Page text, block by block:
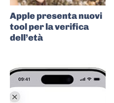
Apple presenta nuovi
tool per la verifica
dell’età